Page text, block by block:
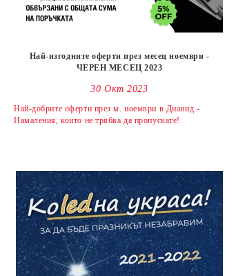
Най-изгодните оферти през месец ноември -
ЧЕРЕН МЕСЕЦ 2023
30 Окт 2023
Най-добрите оферти през м. ноември в Дианид -
Намаления, които не трябва да пропускате!